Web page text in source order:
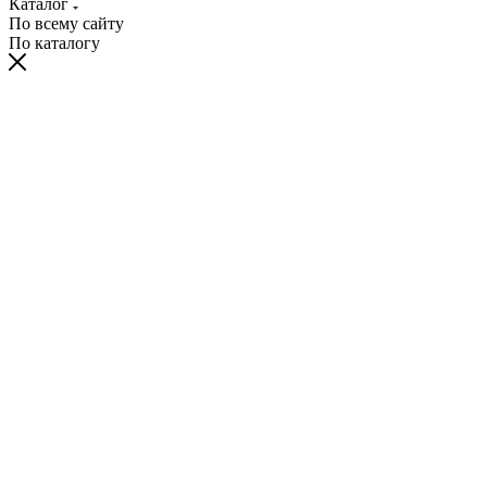
Каталог
По всему сайту
По каталогу